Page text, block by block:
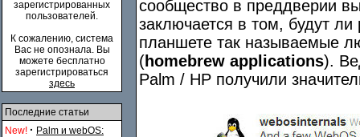
зарегистрированных
пользователей.
К сожалению, система
Вас не опознала. Вы
можете бесплатно
зарегистрироваться
здесь
Последние статьи
New! · Palm и webOS:
сообщество в преддверии
заключается в том, будут
планшете так называемые
(homebrew applications).
Palm / HP получили